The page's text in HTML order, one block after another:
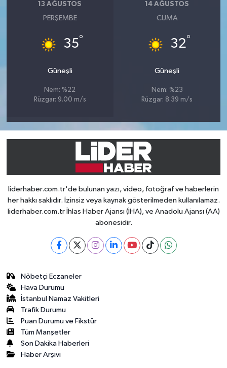
13 AĞUSTOS
PERŞEMBE
35°
Güneşli
Nem: %22
Rüzgar: 9.00 m/s
14 AĞUSTOS
CUMA
32°
Güneşli
Nem: %23
Rüzgar: 8.39 m/s
liderhaber.com.tr'de bulunan yazı, video, fotoğraf ve haberlerin
her hakkı saklıdır. İzinsiz veya kaynak gösterilmeden kullanılamaz.
liderhaber.com.tr İhlas Haber Ajansı (İHA), ve Anadolu Ajansı (AA)
abonesidir.
Nöbetçi Eczaneler
Hava Durumu
İstanbul Namaz Vakitleri
Trafik Durumu
Puan Durumu ve Fikstür
Tüm Manşetler
Son Dakika Haberleri
Haber Arşivi